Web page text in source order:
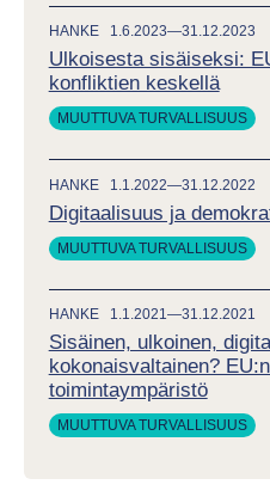
HANKE 1.6.2023—31.12.2023
Ulkoisesta sisäiseksi:
konfliktien keskellä
MUUTTUVA TURVALLISUUS
HANKE 1.1.2022—31.12.2022
Digitaalisuus ja
MUUTTUVA TURVALLISUUS
HANKE 1.1.2021—31.12.2021
Sisäinen, ulkoinen,
kokonaisvaltainen?
toimintaympäristö
MUUTTUVA TURVALLISUUS